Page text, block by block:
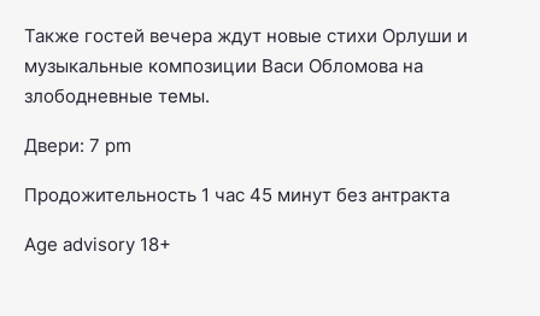
Также гостей вечера ждут новые стихи Орлуши и
музыкальные композиции Васи Обломова на
злободневные темы.
Двери: 7 pm
Продожительность 1 час 45 минут без антракта
Age advisory 18+